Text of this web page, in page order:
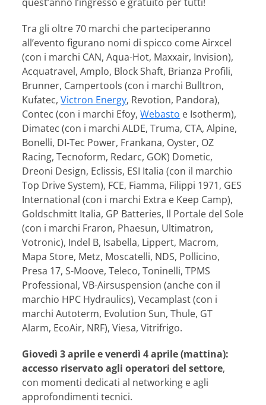
Tra gli oltre 70 marchi che parteciperanno
all’evento figurano nomi di spicco come Airxcel
(con i marchi CAN, Aqua-Hot, Maxxair, Invision),
Acquatravel, Amplo, Block Shaft, Brianza Profili,
Brunner, Campertools (con i marchi Bulltron,
Kufatec,Victron Energy, Revotion, Pandora),
Contec (con i marchi Efoy,Webasto e Isotherm),
Dimatec (con i marchi ALDE, Truma, CTA, Alpine,
Bonelli, DI-Tec Power, Frankana, Oyster, OZ
Racing, Tecnoform, Redarc, GOK) Dometic,
Dreoni Design, Eclissis, ESI Italia (con il marchio
Top Drive System), FCE, Fiamma, Filippi 1971, GES
International (con i marchi Extra e Keep Camp),
Goldschmitt Italia, GP Batteries, Il Portale del Sole
(con i marchi Fraron, Phaesun, Ultimatron,
Votronic), Indel B, Isabella, Lippert, Macrom,
Mapa Store, Metz, Moscatelli, NDS, Pollicino,
Presa 17, S-Moove, Teleco, Toninelli, TPMS
Professional, VB-Airsuspension (anche con il
marchio HPC Hydraulics), Vecamplast (con i
marchi Autoterm, Evolution Sun, Thule, GT
Alarm, EcoAir, NRF), Viesa, Vitrifrigo.
Giovedì 3 aprile e venerdì 4 aprile (mattina):
accesso riservato agli operatori del settore,
con momenti dedicati al networking e agli
approfondimenti tecnici.